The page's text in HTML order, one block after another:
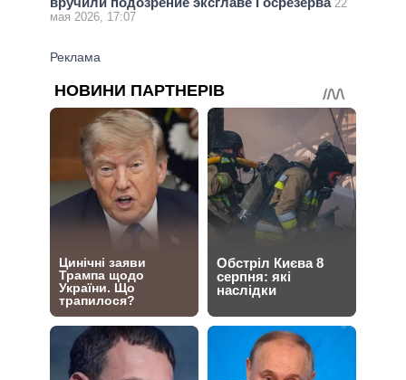
22
мая 2026, 17:07